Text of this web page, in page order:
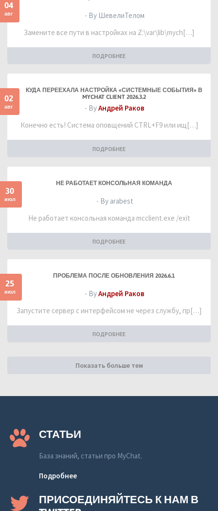
04
авг
- By ШевелиТелом
Замените все пути в настройках на Z:\var\lib\mych[…]
ПОДРОБНЕЕ
02
авг
КУДА ПЕРЕЕХАЛА НАСТРОЙКА «СИСТЕМНЫЕ СОБЫТИЯ» В
MYCHAT CLIENT 2026.3.2
- ByАндрей Раков
Конечно есть! Система оповщений CTRL+F9 или ищ[…]
ПОДРОБНЕЕ
30
июл
НЕ РАБОТАЕТ КОНСОЛЬНАЯ КОМАНДА
- By arabest
Не работает консольная команда mcclient.exe /exit
ПОДРОБНЕЕ
25
июл
ПРОБЛЕМА ПОСЛЕ ОБНОВЛЕНИЯ 2026.6.1
- ByАндрей Раков
Запустите сервер с интерфейсом не через службу, пр[…]
ПОДРОБНЕЕ
Показать больше тем
СТАТЬИ
База знаний, статьи про MyChat.
Подробнее
ПРИСОЕДИНЯЙТЕСЬ К НАМ В